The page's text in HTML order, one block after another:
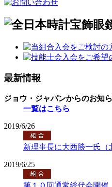
最新情報
ジョウ・ジャパンからのお知
一覧はこちら
2019/6/26
新理事長に大西勝一氏（
2019/6/25
第１０回通常総代会開催